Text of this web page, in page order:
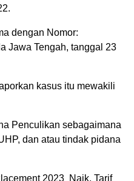
dengan Nomor:
Jawa Tengah, tanggal 23
kasus itu mewakili
Penculikan sebagaimana
dan atau tindak pidana
2023 Naik, Tarif